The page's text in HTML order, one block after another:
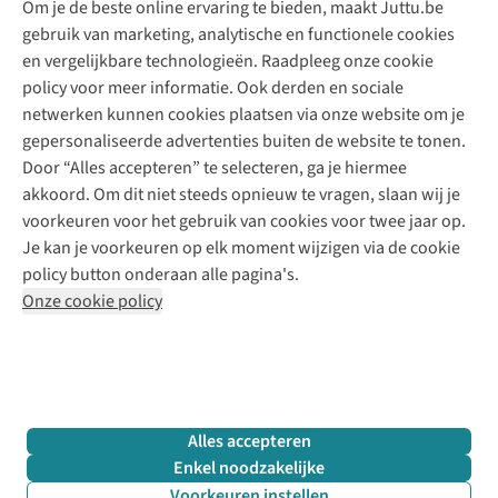
Om je de beste online ervaring te bieden, maakt Juttu.be
gebruik van marketing, analytische en functionele cookies
en vergelijkbare technologieën. Raadpleeg onze cookie
policy voor meer informatie. Ook derden en sociale
netwerken kunnen cookies plaatsen via onze website om je
gepersonaliseerde advertenties buiten de website te tonen.
Door “Alles accepteren” te selecteren, ga je hiermee
akkoord. Om dit niet steeds opnieuw te vragen, slaan wij je
voorkeuren voor het gebruik van cookies voor twee jaar op.
Je kan je voorkeuren op elk moment wijzigen via de cookie
policy button onderaan alle pagina's.
Onze cookie policy
Alles accepteren
Enkel noodzakelijke
10% studentenkorting
Klarna - achteraf betalen
Levering
Retourneren
Bestelling herroepen
Garantie
Contact
Kledingatelier
Personal shopping
Textielbox
Events / workshops
Juttu
Over ons
Juttu Friends
Inspiratie
Werken bij Juttu
Onze winkels
De wereld van Juttu
Verantwoord ondernemen
Toegankelijkheidsverklaring
Merken
Nathalie Vleeschouwer
Selected dames
HKLiving
Dickies
Sessùn
Strom
O My Bag
Revolution
Meld je aan voor de nieuwsbrief
Follow us
+32 (0)3 828 30 15 team@juttu.be
BTW BE 0416.762.280